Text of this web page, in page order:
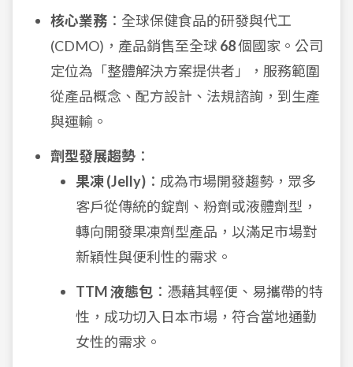
核心業務 ：全球保健食品的研發與代工
(CDMO)，產品銷售至全球 68個國家。公司
定位為「整體解決方案提供者」，服務範圍
從產品概念、配方設計、法規諮詢，到生產
與運輸。
劑型發展趨勢 ：
果凍 (Jelly) ：成為市場開發趨勢，眾多
客戶從傳統的錠劑、粉劑或液體劑型，
轉向開發果凍劑型產品，以滿足市場對
新穎性與便利性的需求。
TTM 液態包 ：憑藉其輕便、易攜帶的特
性，成功切入日本市場，符合當地通勤
女性的需求。